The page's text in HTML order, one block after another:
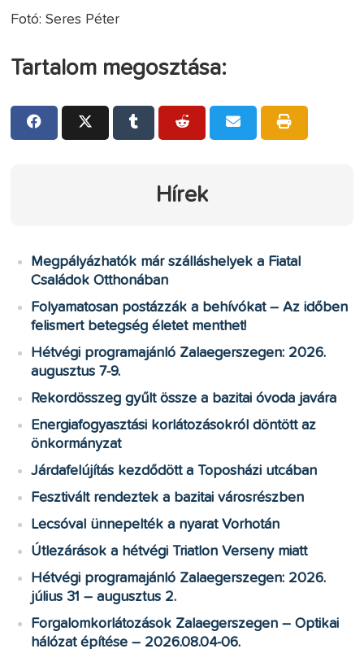
Fotó: Seres Péter
Tartalom megosztása:
Hírek
Megpályázhatók már szálláshelyek a Fiatal
Családok Otthonában
Folyamatosan postázzák a behívókat – Az időben
felismert betegség életet menthet!
Hétvégi programajánló Zalaegerszegen: 2026.
augusztus 7-9.
Rekordösszeg gyűlt össze a bazitai óvoda javára
Energiafogyasztási korlátozásokról döntött az
önkormányzat
Járdafelújítás kezdődött a Toposházi utcában
Fesztivált rendeztek a bazitai városrészben
Lecsóval ünnepelték a nyarat Vorhotán
Útlezárások a hétvégi Triatlon Verseny miatt
Hétvégi programajánló Zalaegerszegen: 2026.
július 31 – augusztus 2.
Forgalomkorlátozások Zalaegerszegen – Optikai
hálózat építése – 2026.08.04-06.